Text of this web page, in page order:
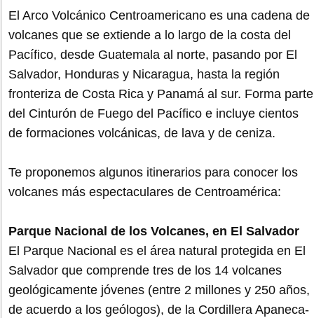
El Arco Volcánico Centroamericano es una cadena de
volcanes que se extiende a lo largo de la costa del
Pacífico, desde Guatemala al norte, pasando por El
Salvador, Honduras y Nicaragua, hasta la región
fronteriza de Costa Rica y Panamá al sur. Forma parte
del Cinturón de Fuego del Pacífico e incluye cientos
de formaciones volcánicas, de lava y de ceniza.
Te proponemos algunos itinerarios para conocer los
volcanes más espectaculares de Centroamérica:
Parque Nacional de los Volcanes, en El Salvador
El Parque Nacional es el área natural protegida en El
Salvador que comprende tres de los 14 volcanes
geológicamente jóvenes (entre 2 millones y 250 años,
de acuerdo a los geólogos), de la Cordillera Apaneca-